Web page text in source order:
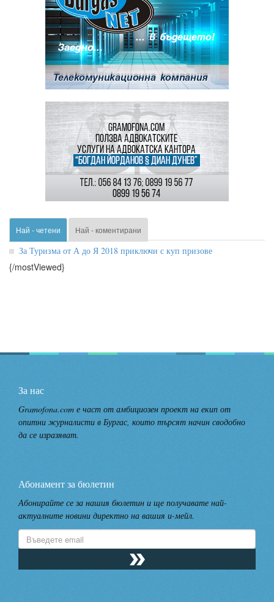
Най - четени Най - коментирани
За Туризма от А до Я 2018 приключи с куп призове
{/mostViewed}
За нас
Gramofona.com е част от амбициозен проект на екип от
опитни журналисти в Бургас, които търсят начин сводобно
да се изразяват.
Абонамент за бюлетин
Абонирайте се за нашия бюлетин и ще получавате най-
актуалните новини директно на вашия и-мейл.